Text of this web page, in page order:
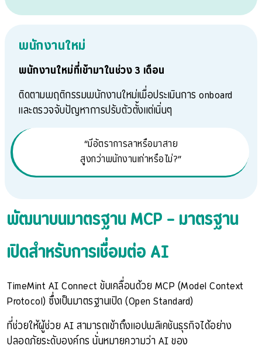
พนักงานใหม่
พนักงานใหม่ที่เข้ามาในช่วง 3 เดือน
ติดตามพฤติกรรมพนักงานใหม่เพื่อประเมินการ onboard
และตรวจจับปัญหาการปรับตัวตั้งแต่เนิ่นๆ
“มีอัตราการลาหรือมาสาย
สูงกว่าพนักงานเก่าหรือไม่?”
พัฒนาบนมาตรฐาน MCP — มาตรฐาน
เปิดสำหรับการเชื่อมต่อ AI
TimeMint AI Connect ขับเคลื่อนด้วย MCP (Model Context
Protocol) ซึ่งเป็นมาตรฐานเปิด (Open Standard)
ที่ช่วยให้ผู้ช่วย AI สามารถเข้าถึงแอปพลิเคชันธุรกิจได้อย่าง
ปลอดภัยระดับองค์กร นั่นหมายความว่า AI ของ